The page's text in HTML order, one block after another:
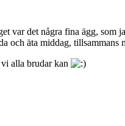
var det några fina ägg, som
och äta middag, tillsammans
alla brudar kan